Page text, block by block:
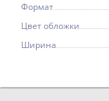
Формат
Цвет обложки
Ширина